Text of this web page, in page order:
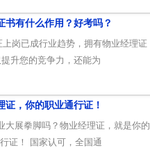
书有什么作用？好考吗？
岗已成行业趋势，拥有物业经理证
升您的竞争力，还能为
证，你的职业通行证！
大展拳脚吗？物业经理证，就是你的
证！ 国家认可，全国通